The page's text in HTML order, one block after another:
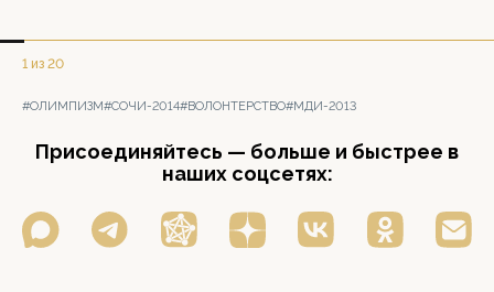
1 из 20
#ОЛИМПИЗМ#СОЧИ-2014#ВОЛОНТЕРСТВО#МДИ-2013
Присоединяйтесь — больше и быстрее в
наших соцсетях: